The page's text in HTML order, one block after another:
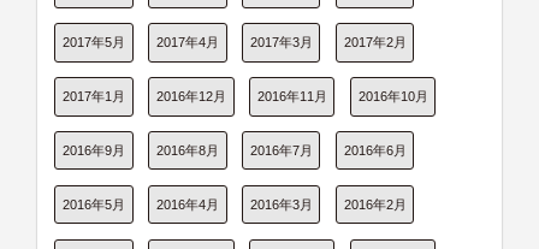
2017年5月 2017年4月 2017年3月 2017年2月
2017年1月 2016年12月 2016年11月 2016年10月
2016年9月 2016年8月 2016年7月 2016年6月
2016年5月 2016年4月 2016年3月 2016年2月